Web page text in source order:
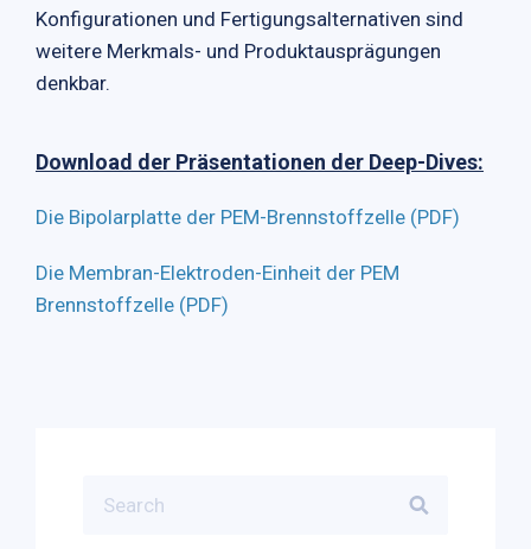
Konfigurationen und Fertigungsalternativen sind
weitere Merkmals- und Produktausprägungen
denkbar.
Download der Präsentationen der Deep-Dives:
Die Bipolarplatte der PEM-Brennstoffzelle (PDF)
Die Membran-Elektroden-Einheit der PEM
Brennstoffzelle (PDF)